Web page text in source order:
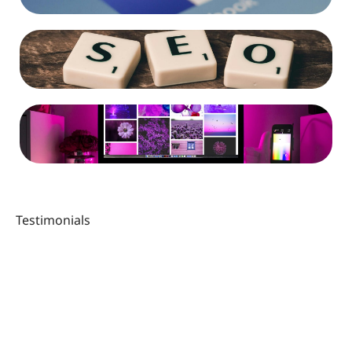
Testimonials